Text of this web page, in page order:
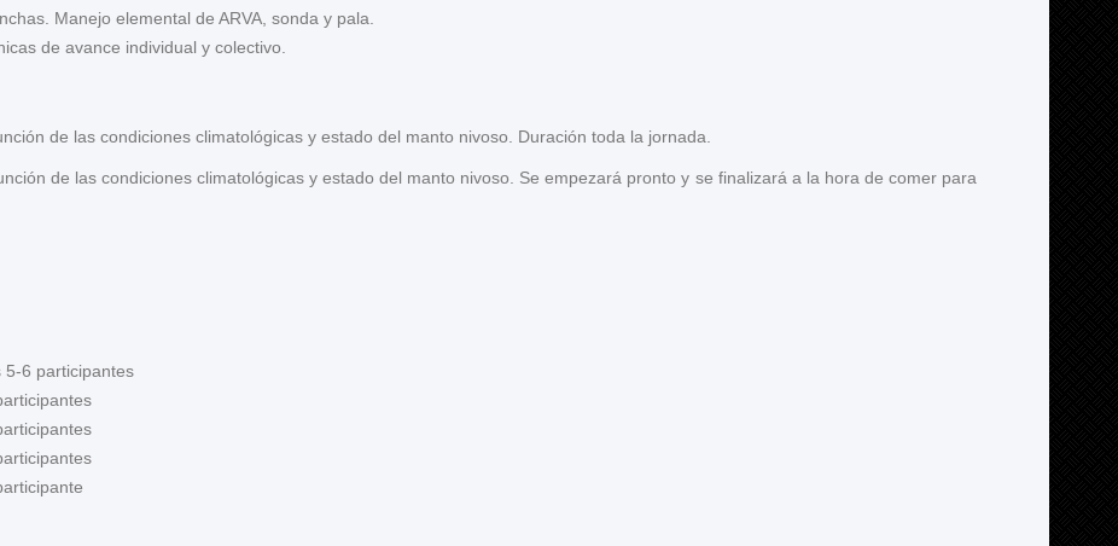
Manejo elemental de ARVA, sonda y pala.
de avance individual y colectivo.
de las condiciones climatológicas y estado del manto nivoso. Duración toda la jornada.
de las condiciones climatológicas y estado del manto nivoso. Se empezará pronto y se finalizará a la hora de comer para
5-6 participantes